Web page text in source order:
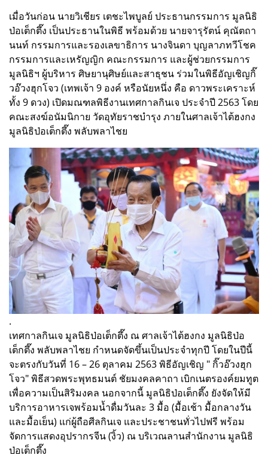
เมื่อวันก่อน นายวิเชียร เตชะไพบูลย์ ประธานกรรมการ มูลนิธิ
ป่อเต็กตึ๊ง เป็นประธานในพิธี พร้อมด้วย นายจารุรัตน์ คุณัตถา
นนท์ กรรมการและรองเลขาธิการ นางจินดา บุญลาภทวีโชค
กรรมการและเหรัญญิก คณะกรรมการ และผู้ช่วยกรรมการ
มูลนิธิฯ ผู้บริหาร ศิษยานุศิษย์และสาธุชน ร่วมในพิธีอัญเชิญกิ๊
วอ๊วงฮุกโจว (เทพเจ้า 9 องค์ หรือนัยหนึ่ง คือ ดาวพระเคราะห์
ทั้ง 9 ดวง) เปิดมณฑลพิธีงานเทศกาลกินเจ ประจำปี 2563 โดย
คณะสงฆ์อนัมนิกาย วัดอุทัยราชบำรุง ภายในศาลเจ้าไต้ฮงกง
มูลนิธิป่อเต็กตึ๊ง พลับพลาไชย
.
เทศกาลกินเจ มูลนิธิป่อเต็กตึ๊ง ณ ศาลเจ้าไต้ฮงกง มูลนิธิป่อ
เต็กตึ๊ง พลับพลาไชย กำหนดจัดขึ้นเป็นประจำทุกปี โดยในปีนี้
จะตรงกับวันที่ 16 – 26 ตุลาคม 2563 พิธีอัญเชิญ " กิ๊วอ๊วงฮุก
โจว" พิธีสวดพระพุทธมนต์ ชัยมงคลคาถา เบิกเนตรองค์ยมทูต
เพื่อความเป็นสิริมงคล นอกจากนี้ มูลนิธิป่อเต็กตึ๊ง ยังจัดให้มี
บริการอาหารเจพร้อมน้ำดื่มวันละ 3 มื้อ (มื้อเช้า มื้อกลางวัน
และมื้อเย็น) แก่ผู้ถือศีลกินเจ และประชาชนทั่วไปฟรี พร้อม
จัดการแสดงอุปรากรจีน (งิ้ว) ณ บริเวณลานสำนักงาน มูลนิธิ
ป่อเต็กตึ๊ง